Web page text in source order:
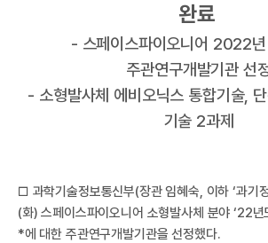
R
완료
- 스페이스파이오니어 2022년
주관연구개발기관 선
- 소형발사체 에비오닉스 통합기술,
기술 2과제
□ 과학기술정보통신부(장관 임혜숙, 이하 ‘과기
(화) 스페이스파이오니어 소형발사체 분야 ‘22
*에 대한 주관연구개발기관을 선정했다.